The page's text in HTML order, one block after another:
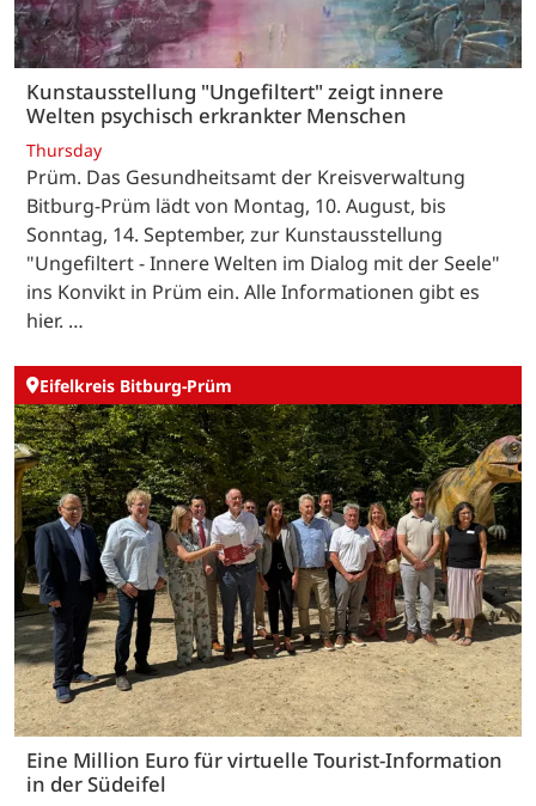
Kunstausstellung "Ungefiltert" zeigt innere
Welten psychisch erkrankter Menschen
Thursday
Prüm. Das Gesundheitsamt der Kreisverwaltung
Bitburg-Prüm lädt von Montag, 10. August, bis
Sonntag, 14. September, zur Kunstausstellung
"Ungefiltert - Innere Welten im Dialog mit der Seele"
ins Konvikt in Prüm ein. Alle Informationen gibt es
hier. …
Eifelkreis Bitburg-Prüm
Eine Million Euro für virtuelle Tourist-Information
in der Südeifel